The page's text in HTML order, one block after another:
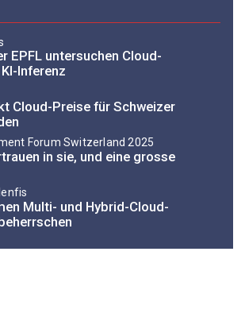
EPFL untersuchen Cloud-
Inferenz
Cloud-Preise für Schweizer
Forum Switzerland 2025
in sie, und eine grosse
Multi- und Hybrid-Cloud-